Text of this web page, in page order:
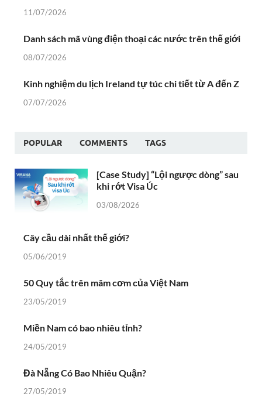
11/07/2026
Danh sách mã vùng điện thoại các nước trên thế giới
08/07/2026
Kinh nghiệm du lịch Ireland tự túc chi tiết từ A đến Z
07/07/2026
POPULAR COMMENTS TAGS
[Case Study] “Lội ngược dòng” sau
khi rớt Visa Úc
03/08/2026
Cây cầu dài nhất thế giới?
05/06/2019
50 Quy tắc trên mâm cơm của Việt Nam
23/05/2019
Miền Nam có bao nhiêu tỉnh?
24/05/2019
Đà Nẵng Có Bao Nhiêu Quận?
27/05/2019